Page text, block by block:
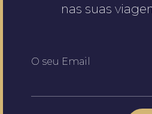
nas suas
O seu Email